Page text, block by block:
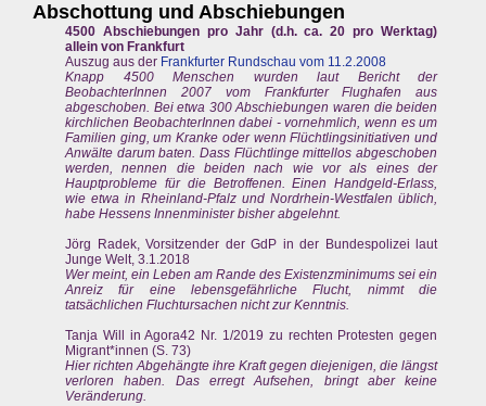
Abschottung und Abschiebungen
4500 Abschiebungen pro Jahr (d.h. ca. 20 pro Werktag)
allein von Frankfurt
Auszug aus der Frankfurter Rundschau vom 11.2.2008
Knapp 4500 Menschen wurden laut Bericht der
BeobachterInnen 2007 vom Frankfurter Flughafen aus
abgeschoben. Bei etwa 300 Abschiebungen waren die beiden
kirchlichen BeobachterInnen dabei - vornehmlich, wenn es um
Familien ging, um Kranke oder wenn Flüchtlingsinitiativen und
Anwälte darum baten. Dass Flüchtlinge mittellos abgeschoben
werden, nennen die beiden nach wie vor als eines der
Hauptprobleme für die Betroffenen. Einen Handgeld-Erlass,
wie etwa in Rheinland-Pfalz und Nordrhein-Westfalen üblich,
habe Hessens Innenminister bisher abgelehnt.
Jörg Radek, Vorsitzender der GdP in der Bundespolizei laut
Junge Welt, 3.1.2018
Wer meint, ein Leben am Rande des Existenzminimums sei ein
Anreiz für eine lebensgefährliche Flucht, nimmt die
tatsächlichen Fluchtursachen nicht zur Kenntnis.
Tanja Will in Agora42 Nr. 1/2019 zu rechten Protesten gegen
Migrant*innen (S. 73)
Hier richten Abgehängte ihre Kraft gegen diejenigen, die längst
verloren haben. Das erregt Aufsehen, bringt aber keine
Veränderung.